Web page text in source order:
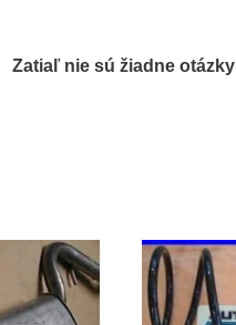
Zatiaľ nie sú žiadne otázky